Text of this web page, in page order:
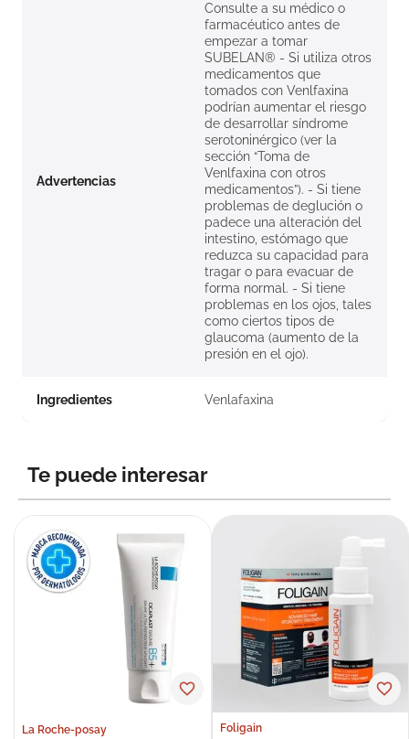
Advertencias
Consulte a su médico o
farmacéutico antes de
empezar a tomar
SUBELAN® - Si utiliza otros
medicamentos que
tomados con Venlfaxina
podrían aumentar el riesgo
de desarrollar síndrome
serotoninérgico (ver la
sección “Toma de
Venlfaxina con otros
medicamentos”). - Si tiene
problemas de deglución o
padece una alteración del
intestino, estómago que
reduzca su capacidad para
tragar o para evacuar de
forma normal. - Si tiene
problemas en los ojos, tales
como ciertos tipos de
glaucoma (aumento de la
presión en el ojo).
Ingredientes Venlafaxina
Te puede interesar
La Roche-posay Foligain